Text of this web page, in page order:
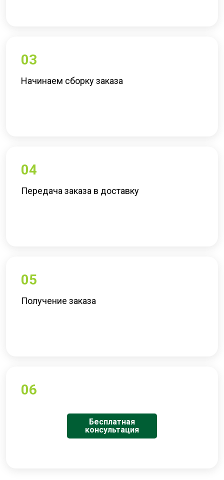
03
Начинаем сборку заказа
04
Передача заказа в доставку
05
Получение заказа
06
Бесплатная
консультация